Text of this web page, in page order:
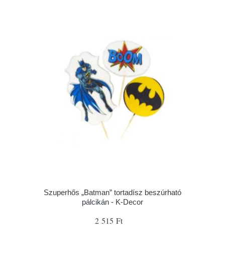
Szuperhős „Batman” tortadísz beszúrható
pálcikán - K-Decor
2 515 Ft